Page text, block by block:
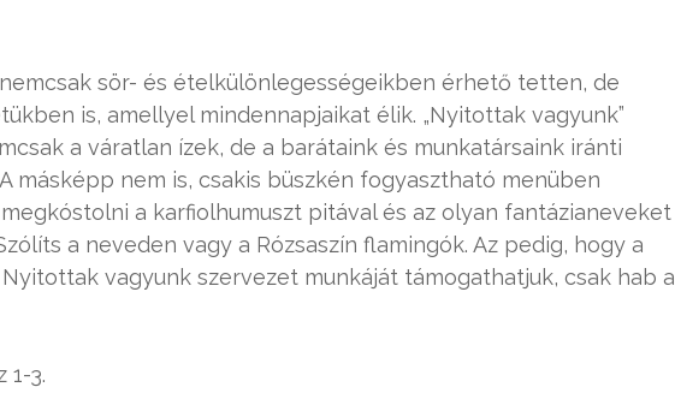
sör- és ételkülönlegességeikben érhető tetten, de
is, amellyel mindennapjaikat élik. „Nyitottak vagyunk”
a váratlan ízek, de a barátaink és munkatársaink iránti
másképp nem is, csakis büszkén fogyasztható menüben
a karfiolhumuszt pitával és az olyan fantázianeveket
a neveden vagy a Rózsaszín flamingók. Az pedig, hogy a
vagyunk szervezet munkáját támogathatjuk, csak hab a
1-3.